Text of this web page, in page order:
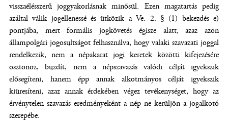
visszaélésszerű joggyakorlásnak minősül. Ezen magatartás pedig
azáltal válik jogellenessé és ütközik a Ve. 2. § (1) bekezdés e)
pontjába, mert formális jogkövetés égisze alatt, azaz azon
állampolgári jogosultságot felhasználva, hogy valaki szavazati joggal
rendelkezik, nem a népakarat jogi keretek közötti kifejezésére
ösztönöz, buzdít, nem a népszavazás valódi célját igyekszik
elősegíteni, hanem épp annak alkotmányos célját igyekszik
kiüresíteni, azaz annak érdekében végez tevékenységet, hogy az
érvénytelen szavazás eredményeként a nép ne kerüljön a jogalkotó
szerepébe.